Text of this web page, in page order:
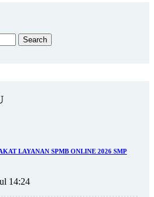
LAYANAN SPMB ONLINE 2026 SMP
14:24